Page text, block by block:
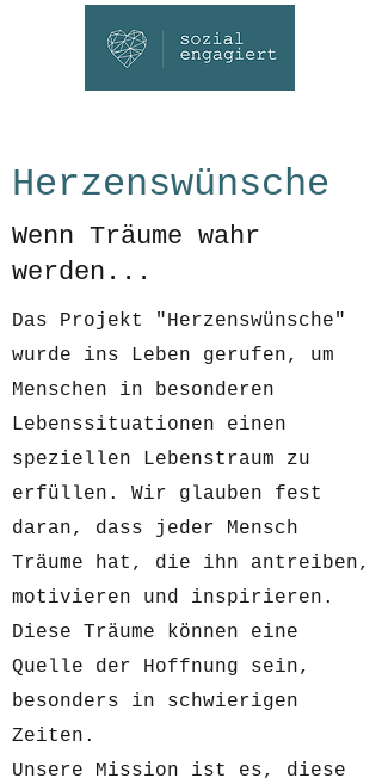
Herzenswünsche
Wenn Träume wahr
werden...
Das Projekt "Herzenswünsche"
wurde ins Leben gerufen, um
Menschen in besonderen
Lebenssituationen einen
speziellen Lebenstraum zu
erfüllen. Wir glauben fest
daran, dass jeder Mensch
Träume hat, die ihn antreiben,
motivieren und inspirieren.
Diese Träume können eine
Quelle der Hoffnung sein,
besonders in schwierigen
Zeiten.
Unsere Mission ist es, diese